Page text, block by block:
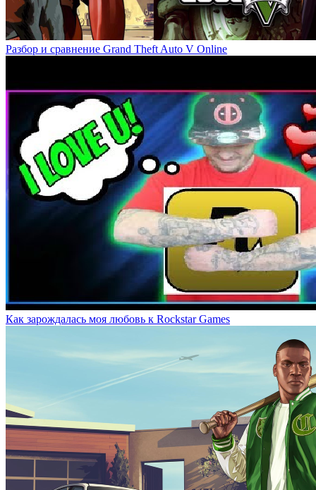
Разбор и сравнение Grand Theft Auto V Online
Как зарождалась моя любовь к Rockstar Games